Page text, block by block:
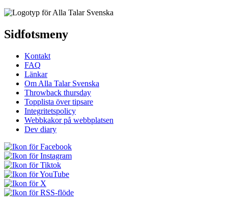
Sidfotsmeny
Kontakt
FAQ
Länkar
Om Alla Talar Svenska
Throwback thursday
Topplista över tipsare
Integritetspolicy
Webbkakor på webbplatsen
Dev diary